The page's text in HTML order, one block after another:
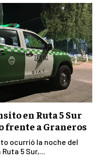
en Ruta 5 Sur
frente a Graneros
ocurrió la noche del
5 Sur,...